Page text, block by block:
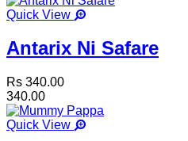
Quick View
Antarix Ni Safare
Rs 340.00
340.00
Quick View